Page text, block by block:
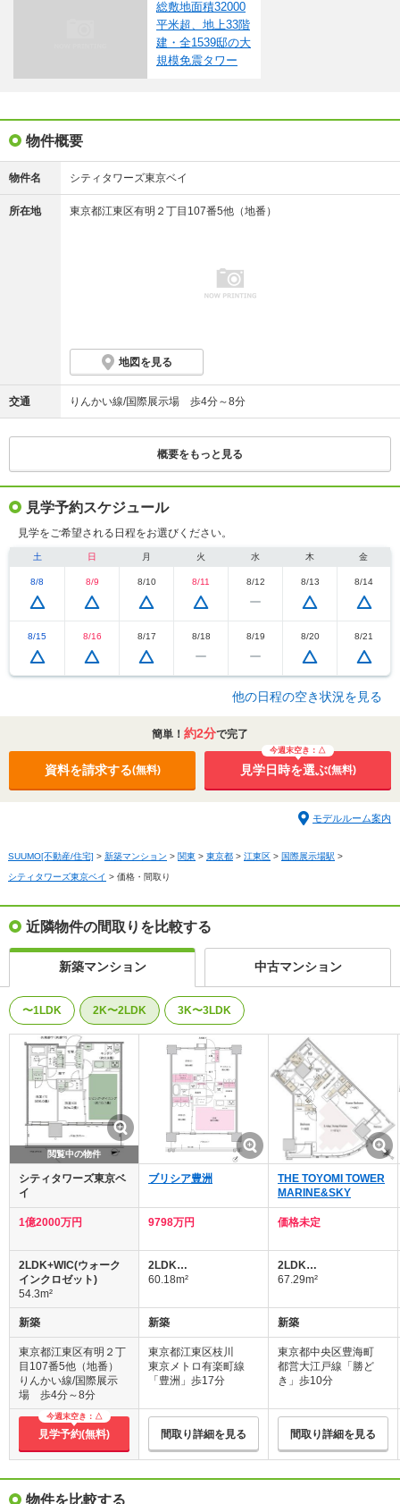
※写真に写っている、またはパース（絵）や間取り図に描かれている家具や車などは、特にコ
メントがない場合、販売価格に含まれません。
※完成後１年以上を経過した未入居物件が掲載される場合があります。ご了承ください。
※掲載の省エネ性能ラベル内の物件・住棟・号室名称については最新のものに変更されている
総敷地面積32000
平米超、地上33階
建・全1539邸の大
規模免震タワー
物件概要
物件名 シティタワーズ東京ベイ
所在地 東京都江東区有明２丁目107番5他（地番）
地図を見る
交通 りんかい線/国際展示場 歩4分～8分
概要をもっと見る
見学予約スケジュール
見学をご希望される日程をお選びください。
土 日 月 火 水 木 金
8/8 8/9 8/10 8/11 8/12 8/13 8/14
8/15 8/16 8/17 8/18 8/19 8/20 8/21
他の日程の空き状況を見る
簡単！ 約2分で完了
資料を請求する(無料)
今週末空き：△
見学日時を選ぶ(無料)
モデルルーム案内
SUUMO[不動産/住宅] > 新築マンション > 関東 > 東京都 > 江東区 > 国際展示場駅 >
シティタワーズ東京ベイ > 価格・間取り
近隣物件の間取りを比較する
新築マンション 中古マンション
〜1LDK 2K〜2LDK 3K〜3LDK
閲覧中の物件
シティタワーズ東京ベ
イ
1億2000万円
2LDK+WIC(ウォーク
インクロゼット)
54.3m²
新築
東京都江東区有明２丁
目107番5他（地番）
りんかい線/国際展示
場 歩4分～8分
今週末空き：△
見学予約(無料)
ブリシア豊洲
9798万円
2LDK…
60.18m²
新築
東京都江東区枝川
東京メトロ有楽町線
「豊洲」歩17分
間取り詳細を見る
THE TOYOMI TOWER
MARINE&SKY
価格未定
2LDK…
67.29m²
新築
東京都中央区豊海町
都営大江戸線「勝ど
き」歩10分
間取り詳細を見る
物件を比較する